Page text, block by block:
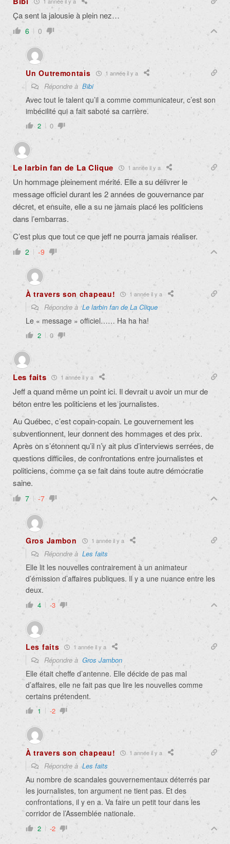
Ça sent la jalousie à plein nez…
6 0
Un Outremontais 1 année il y a
Répondre à Bibi
Avec tout le talent qu’il a comme communicateur, c’est son
imbécilité qui a fait saboté sa carrière.
2 0
Le larbin fan de La Clique 1 année il y a
Un hommage pleinement mérité. Elle a su délivrer le
message officiel durant les 2 années de gouvernance par
décret, et ensuite, elle a su ne jamais placé les politiciens
dans l’embarras.
C’est plus que tout ce que jeff ne pourra jamais réaliser.
2 -9
À travers son chapeau! 1 année il y a
Répondre àLe larbin fan de La Clique
Le « message » officiel…… Ha ha ha!
2 0
Les faits 1 année il y a
Jeff a quand même un point ici. Il devrait u avoir un mur de
béton entre les politiciens et les journalistes.
Au Québec, c’est copain-copain. Le gouvernement les
subventionnent, leur donnent des hommages et des prix.
Après on s’étonnent qu’il n’y ait plus d’interviews serrées, de
questions difficiles, de confrontations entre journalistes et
politiciens, comme ça se fait dans toute autre démocratie
saine.
7 -7
Gros Jambon 1 année il y a
Répondre à Les faits
Elle lit les nouvelles contrairement à un animateur
d’émission d’affaires publiques. Il y a une nuance entre les
deux.
4 -3
Les faits 1 année il y a
Répondre à Gros Jambon
Elle était cheffe d’antenne. Elle décide de pas mal
d’affaires, elle ne fait pas que lire les nouvelles comme
certains prétendent.
1 -2
À travers son chapeau! 1 année il y a
Répondre àLes faits
Au nombre de scandales gouvernementaux déterrés par
les journalistes, ton argument ne tient pas. Et des
confrontations, il y en a. Va faire un petit tour dans les
corridor de l’Assemblée nationale.
2 -2